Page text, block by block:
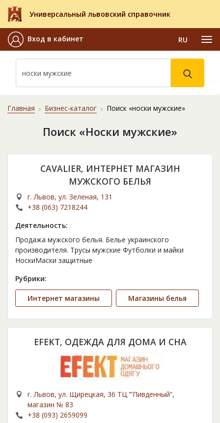
Универсальный львовский справочник
Вход в кабинет RU
Главная Бизнес-каталог Поиск «носки мужские»
Поиск «Носки мужские»
CAVALIER, ИНТЕРНЕТ МАГАЗИН
МУЖСКОГО БЕЛЬЯ
г. Львов, ул. Зеленая, 131
+38 (063) 7218244
Деятельность:
Продажа мужского белья. Белье украинского
производителя. Трусы мужские Футболки и майки
НоскиМаски защитные
Рубрики:
Интернет магазины Магазины белья
EFEKT, ОДЕЖДА ДЛЯ ДОМА И СНА
г. Львов, ул. Щирецкая, 36 ТЦ ’”Пивденный”,
магазин № 83
+38 (093) 2659099